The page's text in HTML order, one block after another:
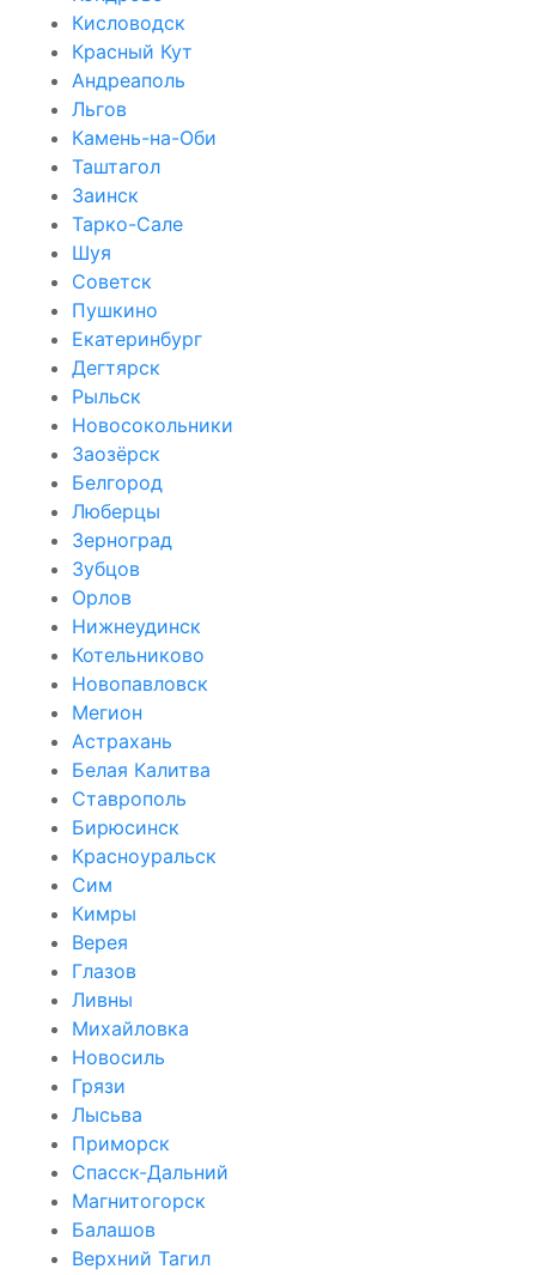
Кисловодск
Красный Кут
Андреаполь
Льгов
Камень-на-Оби
Таштагол
Заинск
Тарко-Сале
Шуя
Советск
Пушкино
Екатеринбург
Дегтярск
Рыльск
Новосокольники
Заозёрск
Белгород
Люберцы
Зерноград
Зубцов
Орлов
Нижнеудинск
Котельниково
Новопавловск
Мегион
Астрахань
Белая Калитва
Ставрополь
Бирюсинск
Красноуральск
Сим
Кимры
Верея
Глазов
Ливны
Михайловка
Новосиль
Грязи
Лысьва
Приморск
Спасск-Дальний
Магнитогорск
Балашов
Верхний Тагил